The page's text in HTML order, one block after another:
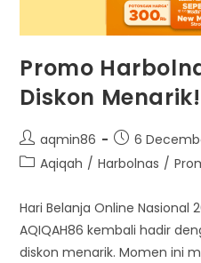
Promo
Diskon Menarik!
Post
author:
aqmin86
Post
published:
6
PostAqiqah / Harbolnas /
Hari Belanja Online Nasional
AQIQAH86 kembali hadir
diskon menarik. Momen ini